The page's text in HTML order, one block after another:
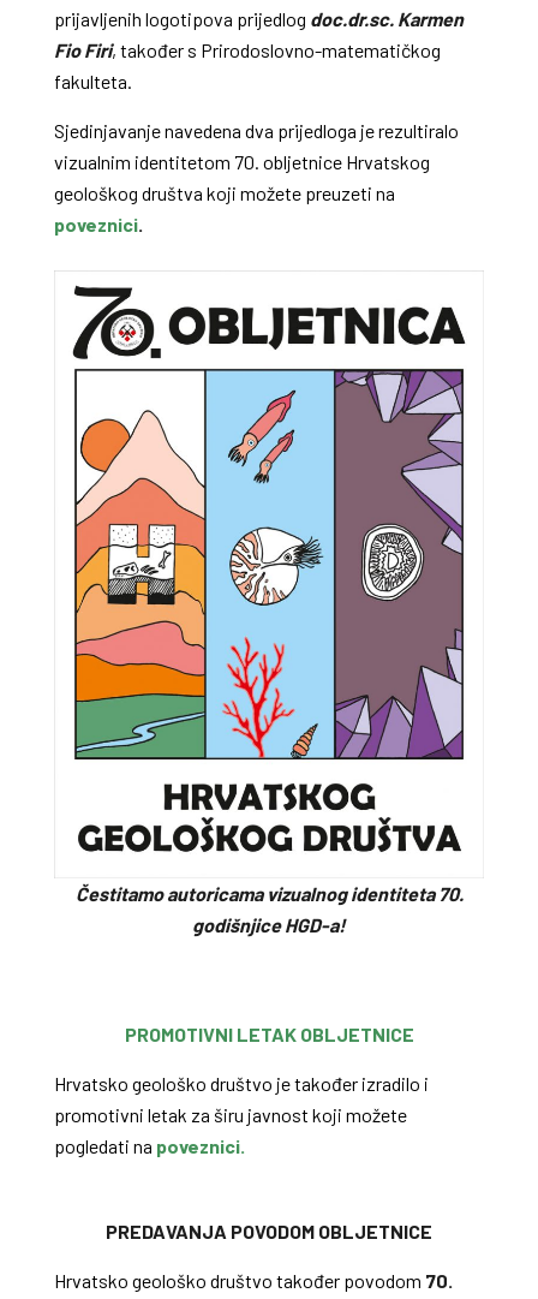
prijavljenih logotipova prijedlog doc.dr.sc. Karmen
Fio Firi, također s Prirodoslovno-matematičkog
fakulteta.
Sjedinjavanje navedena dva prijedloga je rezultiralo
vizualnim identitetom 70. obljetnice Hrvatskog
geološkog društva koji možete preuzeti na
poveznici.
Čestitamo autoricama vizualnog identiteta 70.
godišnjice HGD-a!
PROMOTIVNI LETAK OBLJETNICE
Hrvatsko geološko društvo je također izradilo i
promotivni letak za širu javnost koji možete
pogledati na poveznici.
PREDAVANJA POVODOM OBLJETNICE
Hrvatsko geološko društvo također povodom 70.